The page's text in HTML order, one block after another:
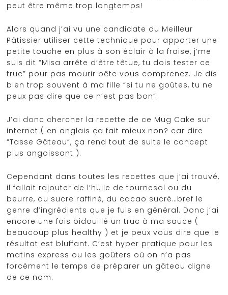
peut être même trop longtemps!
Alors quand j’ai vu une candidate du Meilleur
Pâtissier utiliser cette technique pour apporter une
petite touche en plus à son éclair à la fraise, j’me
suis dit “Misa arrête d’être têtue, tu dois tester ce
truc” pour pas mourir bête vous comprenez. Je dis
bien trop souvent à ma fille “si tu ne goûtes, tu ne
peux pas dire que ce n’est pas bon”.
J’ai donc chercher la recette de ce Mug Cake sur
internet ( en anglais ça fait mieux non? car dire
“Tasse Gâteau”, ça rend tout de suite le concept
plus angoissant ).
Cependant dans toutes les recettes que j’ai trouvé,
il fallait rajouter de l’huile de tournesol ou du
beurre, du sucre raffiné, du cacao sucré…bref le
genre d’ingrédients que je fuis en général. Donc j’ai
encore une fois bidouillé un truc à ma sauce (
beaucoup plus healthy ) et je peux vous dire que le
résultat est bluffant. C’est hyper pratique pour les
matins express ou les goûters où on n’a pas
forcément le temps de préparer un gâteau digne
de ce nom.